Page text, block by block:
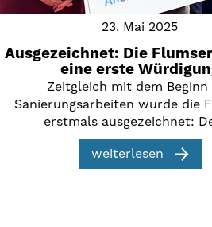
23. Mai 2025
Ausgezeichnet: Die
eine erste
Zeitgleich mit dem Beginn
Sanierungsarbeiten wurde die
erstmals ausgezeichnet:
weiterlesen